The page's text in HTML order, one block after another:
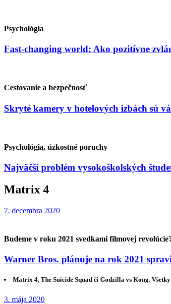
Psychológia
Fast-changing world: Ako pozitívne
Cestovanie a bezpečnosť
Skryté kamery v hotelových izbách sú
Psychológia, úzkostné poruchy
Najväčší problém vysokoškolských
Matrix 4
7. decembra 2020
Budeme v roku 2021 svedkami filmovej
Warner Bros. plánuje na rok 2021
Matrix 4, The Suicide Squad či Godzilla vs Kong.
3. mája 2020